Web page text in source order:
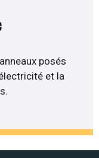
posés
et la